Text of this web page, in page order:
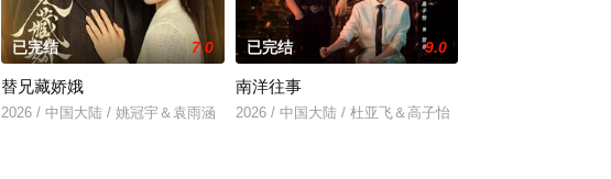
已完结 7.0
替兄藏娇娥
2026 / 中国大陆 / 姚冠宇＆袁雨涵
已完结 9.0
南洋往事
2026 / 中国大陆 / 杜亚飞＆高子怡